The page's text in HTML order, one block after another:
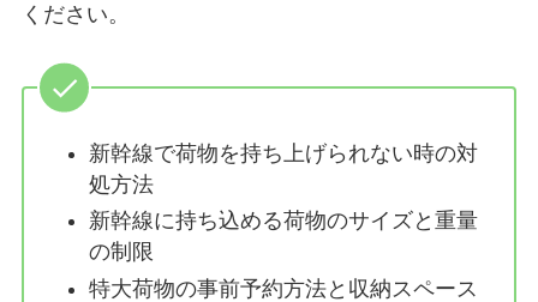
ください。
新幹線で荷物を持ち上げられない時の対
処方法
新幹線に持ち込める荷物のサイズと重量
の制限
特大荷物の事前予約方法と収納スペース